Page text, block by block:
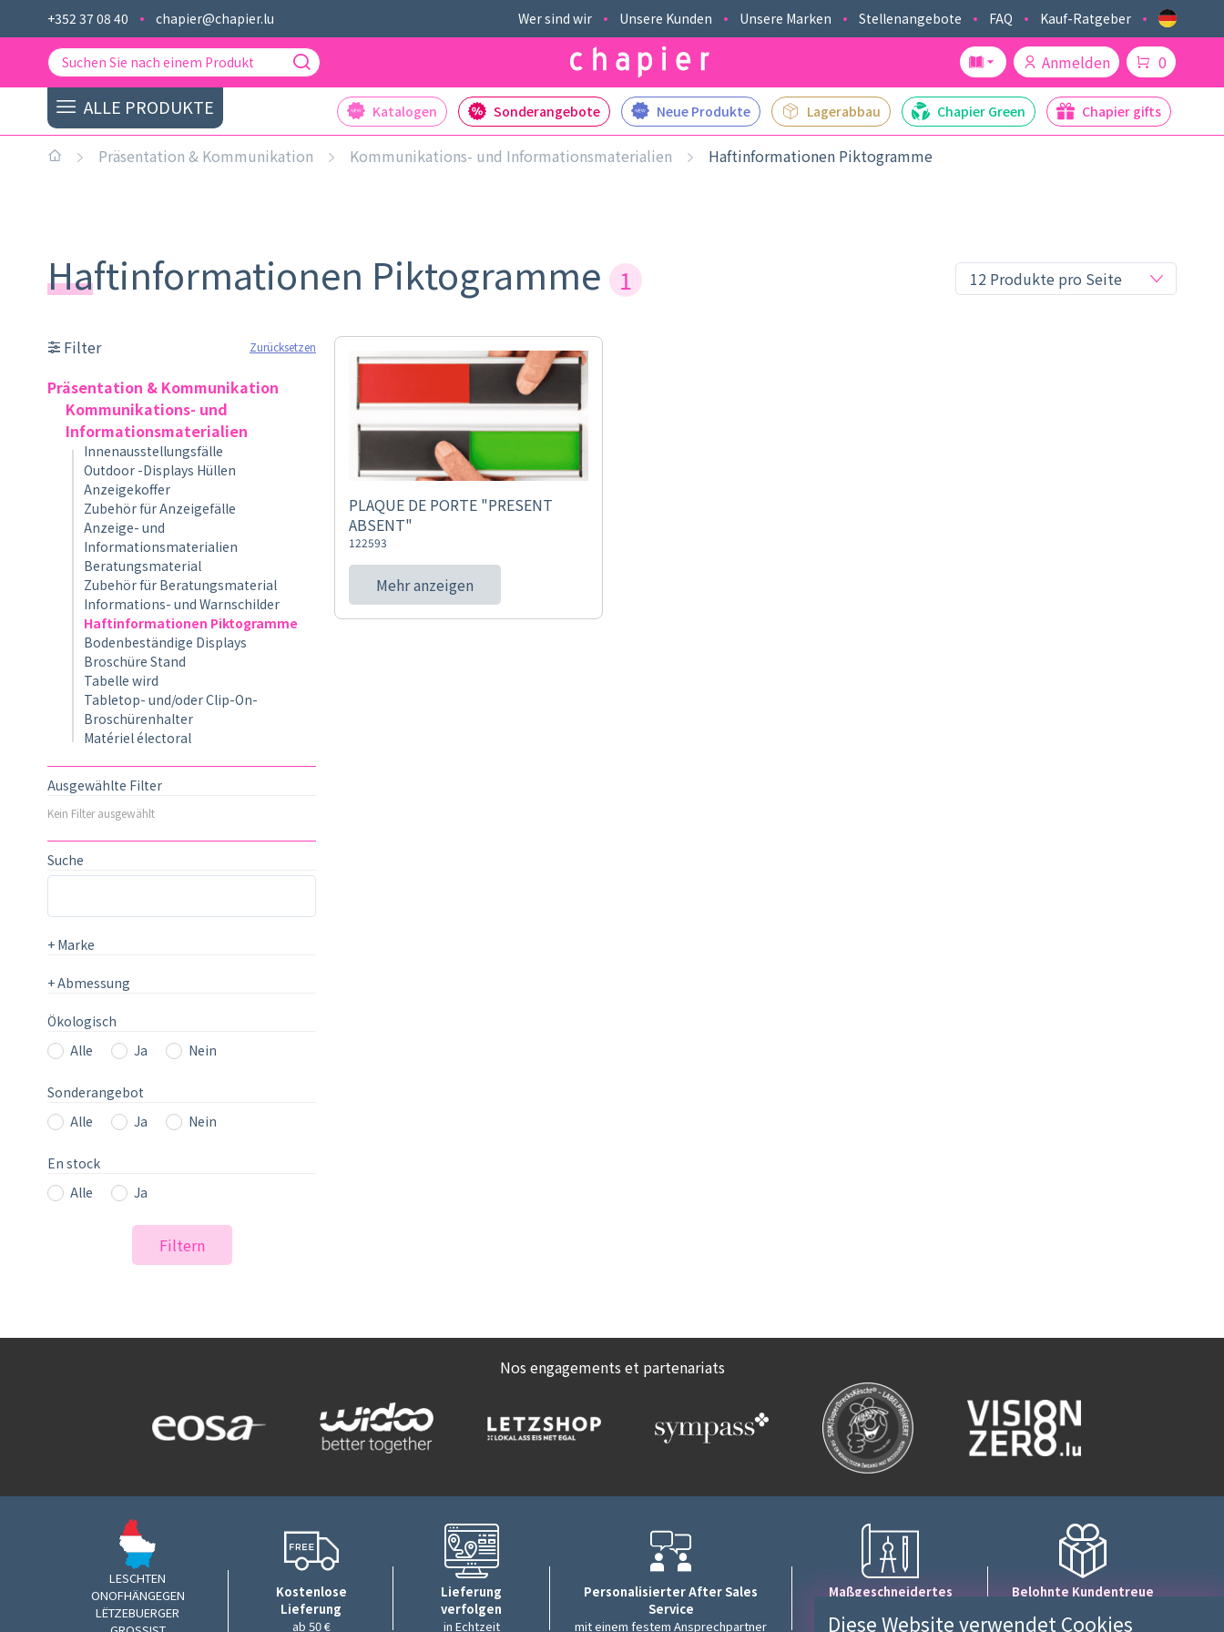
+352 37 08 40 chapier@chapier.lu Wer sind wir Unsere Kunden Unsere Marken Stellenangebote FAQ Kauf-Ratgeber
Anmelden 0
ALLE PRODUKTE Katalogen Sonderangebote Neue Produkte Lagerabbau Chapier Green Chapier gifts
Präsentation & Kommunikation Kommunikations- und Informationsmaterialien Haftinformationen Piktogramme
Haftinformationen Piktogramme 1
Filter Zurücksetzen
Präsentation & Kommunikation
Kommunikations- und
Informationsmaterialien
Innenausstellungsfälle
Outdoor -Displays Hüllen
Anzeigekoffer
Zubehör für Anzeigefälle
Anzeige- und
Informationsmaterialien
Beratungsmaterial
Zubehör für Beratungsmaterial
Informations- und Warnschilder
Haftinformationen Piktogramme
Bodenbeständige Displays
Broschüre Stand
Tabelle wird
Tabletop- und/oder Clip-On-
Broschürenhalter
Matériel électoral
Ausgewählte Filter
Kein Filter ausgewählt
Suche
+ Marke
+Abmessung
Ökologisch
Alle
Ja Nein
Sonderangebot
Alle
Ja Nein
En stock
Alle
Ja
Filtern
PLAQUE DE PORTE "PRESENT
ABSENT"
122593
Mehr anzeigen
Nos engagements et partenariats
LESCHTEN
ONOFHÄNGEGEN
LËTZEBUERGER
Kostenlose
Lieferung
ab 50 €
Lieferung
verfolgen
in Echtzeit
Personalisierter After Sales
Service
mit einem festem Ansprechpartner
Maßgeschneidertes
mit einem Expertenteam
Belohnte Kundentreue
Einkaufswert
Diese Website verwendet Cookies